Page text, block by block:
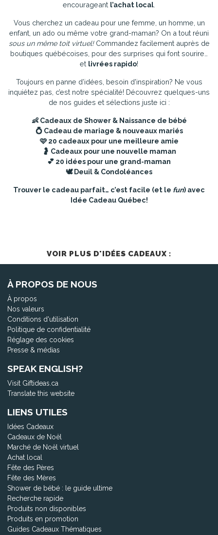
encourageant l’achat local
Vous cherchez un cadeau pour une femme, un homme, un
enfant, un ado ou même votre grand-maman? On a tout réuni
sous un même toit virtuel!Commandez facilement auprès de
boutiques québécoises, pour des surprises qui font sourire…
et livrées rapido!
Toujours en panne d’idées, besoin d'inspiration? Ne vous
inquiétez pas, c’est notre spécialité! Découvrez quelques-uns
de nos guides et sélections juste ici :
👶 Cadeaux de Shower & Naissance de bébé
💍 Cadeau de mariage & nouveaux mariés
🩷 20 cadeaux pour une meilleure amie
🤰 Cadeaux pour une nouvelle maman
💕 20 idées pour une grand-maman
🕊️Deuil & Condoléances
Trouver le cadeau parfait… c’est facile (et le fun) avec
Idée Cadeau Québec!
VOIR PLUS D'IDÉES CADEAUX :
À PROPOS DE NOUS
À propos
Nos valeurs
Conditions d'utilisation
Politique de confidentialité
Réglage des cookies
Presse & médias
SPEAK ENGLISH?
Visit Giftideas.ca
Translate this website
LIENS UTILES
Idées Cadeaux
Cadeaux de Noël
Marché de Noël virtuel
Achat local
Fête des Pères
Fête des Mères
Shower de bébé : le guide ultime
Recherche rapide
Produits non disponibles
Produits en promotion
Guides Cadeaux Thématiques